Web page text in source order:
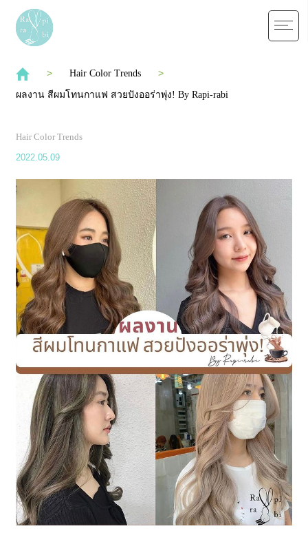
Hair Color Trends
ผลงาน สีผมโทนกาแฟ สวยปังออร่าพุ่ง! By Rapi-rabi
Hair Color Trends
2022.05.09